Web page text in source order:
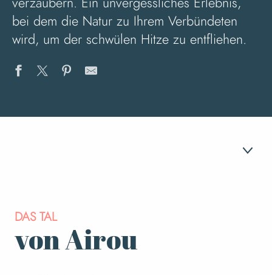
bei dem die Natur zu Ihrem Verbündeten
wird, um der schwülen Hitze zu entfliehen.
1 Das Tal des Airou
DAS TAL
von Airou